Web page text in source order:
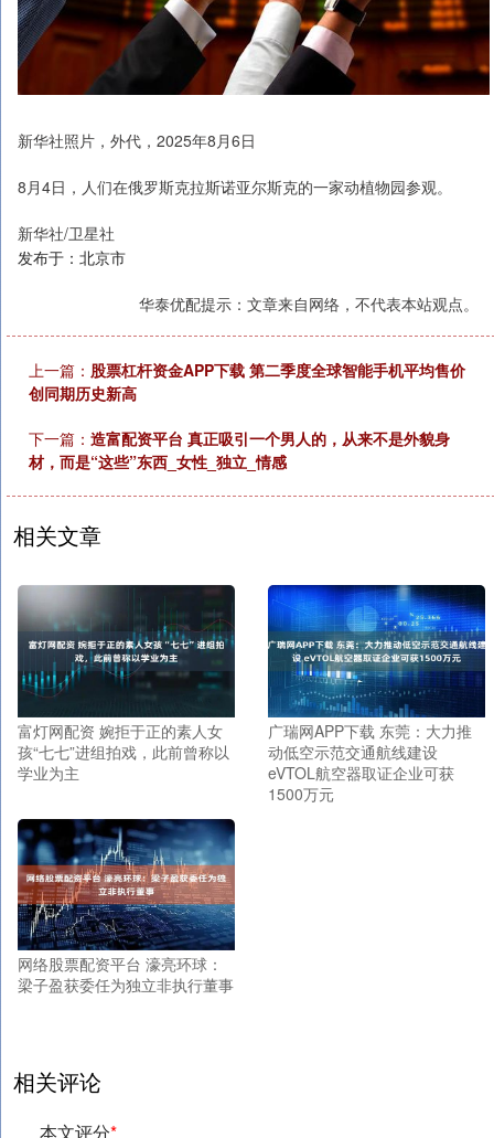
新华社照片，外代，2025年8月6日
8月4日，人们在俄罗斯克拉斯诺亚尔斯克的一家动植物园参观。
新华社/卫星社
发布于：北京市
华泰优配提示：文章来自网络，不代表本站观点。
上一篇： 股票杠杆资金APP下载 第二季度全球智能手机平均售价
创同期历史新高
下一篇： 造富配资平台 真正吸引一个男人的，从来不是外貌身
材，而是“这些”东西_女性_独立_情感
相关文章
富灯网配资 婉拒于正的素人女
孩“七七”进组拍戏，此前曾称以
学业为主
广瑞网APP下载 东莞：大力推
动低空示范交通航线建设
eVTOL航空器取证企业可获
1500万元
网络股票配资平台 濠亮环球：
梁子盈获委任为独立非执行董事
相关评论
本文评分*